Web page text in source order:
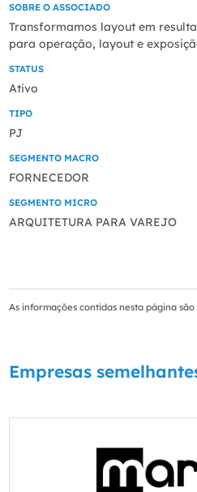
SOBRE O ASSOCIADO
Transformamos layout em
para operação, layout e
STATUS
Ativo
TIPO
PJ
SEGMENTO MACRO
FORNECEDOR
SEGMENTO MICRO
ARQUITETURA PARA VAREJO
As informações contidas nesta página
Empresas